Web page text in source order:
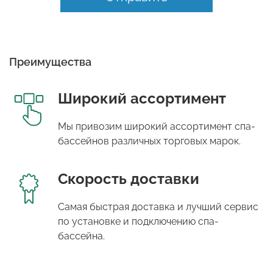
Преимущества
Широкий ассортимент
Мы привозим широкий ассортимент спа-
бассейнов различных торговых марок.
Скорость доставки
Самая быстрая доставка и лучший сервис
по установке и подключению спа-
бассейна.